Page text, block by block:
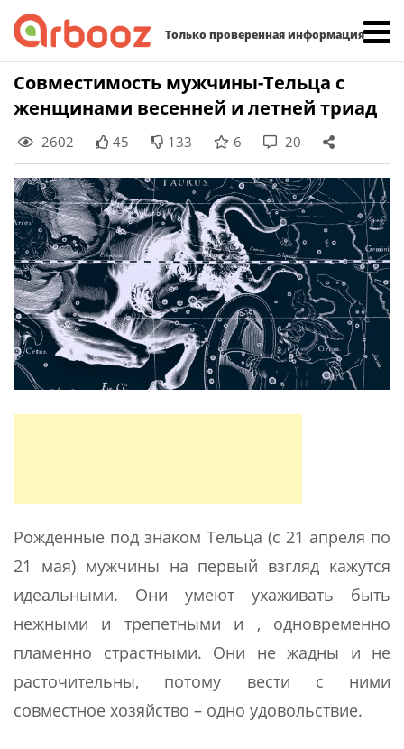
Только проверенная информация
Skip
Совместимость мужчины-Тельца с
женщинами весенней и летней триад
2602 45 133 6 20
Рожденные под знаком Тельца (с 21 апреля по
21 мая) мужчины на первый взгляд кажутся
идеальными. Они умеют ухаживать быть
нежными и трепетными и , одновременно
пламенно страстными. Они не жадны и не
расточительны, потому вести с ними
совместное хозяйство – одно удовольствие.
Найти: